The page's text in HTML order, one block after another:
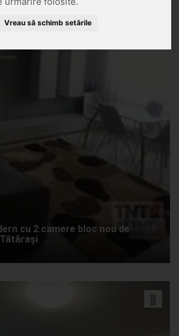
Vreau să schimb setările
cu 2 camere bloc nou de